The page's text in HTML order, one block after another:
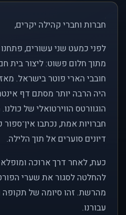
חברות וחברי קהילה יקרים,
מתוך חלום פשוט: ליצור בית
חובבי הארי פוטר בישראל.
היה הרבה יותר מסתם דף
הוגוורטס הווירטואלי של
חברויות אמת, נכתבו
דיונים סוערים אל תוך הלילה.
כעת, לאחר דרך ארוכה
להחלטה לסגור את שערי
מהרשת. זהו סיומה של תקופה
עבורנו.